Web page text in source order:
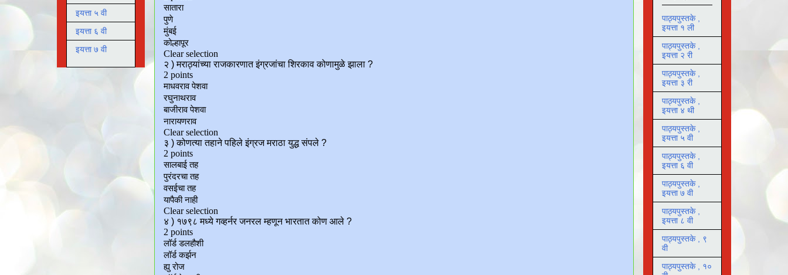
इयत्ता ५ वी
इयत्ता ६ वी
इयत्ता ७ वी
पाठ्यपुस्तके ,
इयत्ता १ ली
पाठ्यपुस्तके ,
इयत्ता २ री
पाठ्यपुस्तके ,
इयत्ता ३ री
पाठ्यपुस्तके ,
इयत्ता ४ थी
पाठ्यपुस्तके ,
इयत्ता ५ वी
पाठ्यपुस्तके ,
इयत्ता ६ वी
पाठ्यपुस्तके ,
इयत्ता ७ वी
पाठ्यपुस्तके ,
इयत्ता ८ वी
पाठ्यपुस्तके , ९
वी
पाठ्यपुस्तके , १०